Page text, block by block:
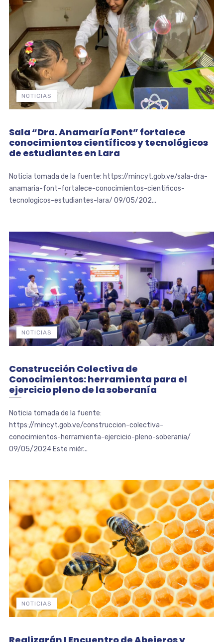
NOTICIAS
Sala “Dra. Anamaría Font” fortalece
conocimientos científicos y tecnológicos
de estudiantes en Lara
Noticia tomada de la fuente: https://mincyt.gob.ve/sala-dra-
anamaria-font-fortalece-conocimientos-cientificos-
tecnologicos-estudiantes-lara/ 09/05/202...
NOTICIAS
Construcción Colectiva de
Conocimientos: herramienta para el
ejercicio pleno de la soberanía
Noticia tomada de la fuente:
https://mincyt.gob.ve/construccion-colectiva-
conocimientos-herramienta-ejercicio-pleno-soberania/
09/05/2024 Este miér...
NOTICIAS